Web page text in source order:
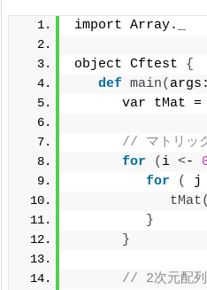
import Array.
object Cftest {
def main(
var tMat =
// マトリッ
for
( i <-
for
( j
tMat(
}
}
// 2次元配列